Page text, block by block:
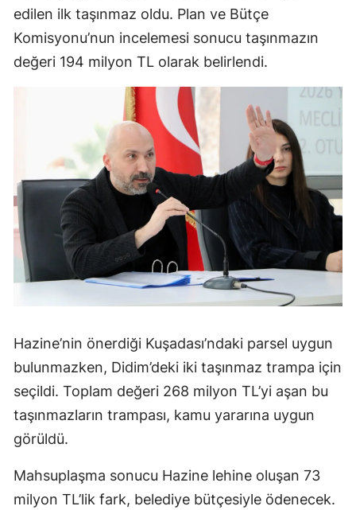
edilen ilk taşınmaz oldu. Plan ve Bütçe
Komisyonu’nun incelemesi sonucu taşınmazın
değeri 194 milyon TL olarak belirlendi.
Hazine’nin önerdiği Kuşadası’ndaki parsel uygun
bulunmazken, Didim’deki iki taşınmaz trampa için
seçildi. Toplam değeri 268 milyon TL’yi aşan bu
taşınmazların trampası, kamu yararına uygun
görüldü.
Mahsuplaşma sonucu Hazine lehine oluşan 73
milyon TL’lik fark, belediye bütçesiyle ödenecek.